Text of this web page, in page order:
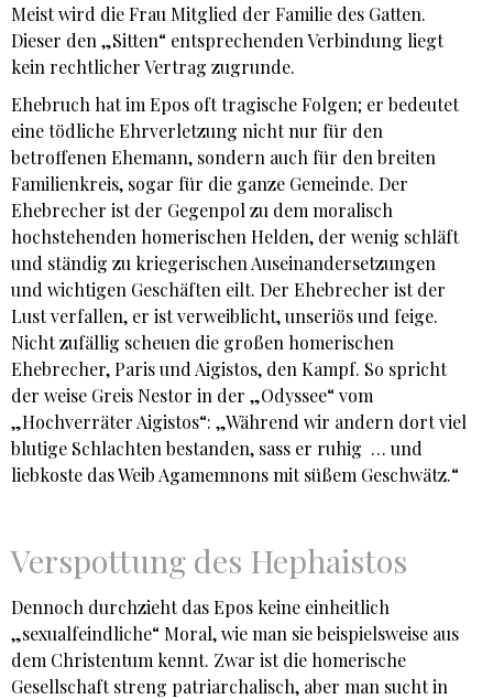
Meist wird die Frau Mitglied der Familie des Gatten.
Dieser den „Sitten“ entsprechenden Verbindung liegt
kein rechtlicher Vertrag zugrunde.
Ehebruch hat im Epos oft tragische Folgen; er bedeutet
eine tödliche Ehrverletzung nicht nur für den
betroffenen Ehemann, sondern auch für den breiten
Familienkreis, sogar für die ganze Gemeinde. Der
Ehebrecher ist der Gegenpol zu dem moralisch
hochstehenden homerischen Helden, der wenig schläft
und ständig zu kriegerischen Auseinandersetzungen
und wichtigen Geschäften eilt. Der Ehebrecher ist der
Lust verfallen, er ist verweiblicht, unseriös und feige.
Nicht zufällig scheuen die großen homerischen
Ehebrecher, Paris und Aigistos, den Kampf. So spricht
der weise Greis Nestor in der „Odyssee“ vom
„Hochverräter Aigistos“: „Während wir andern dort viel
blutige Schlachten bestanden, sass er ruhig … und
liebkoste das Weib Agamemnons mit süßem Geschwätz.“
Verspottung des Hephaistos
Dennoch durchzieht das Epos keine einheitlich
„sexualfeindliche“ Moral, wie man sie beispielsweise aus
dem Christentum kennt. Zwar ist die homerische
Gesellschaft streng patriarchalisch, aber man sucht in